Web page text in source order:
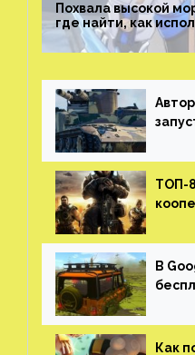
Похвала высокой
где найти, как
скрытые
ТОП-
В
Как